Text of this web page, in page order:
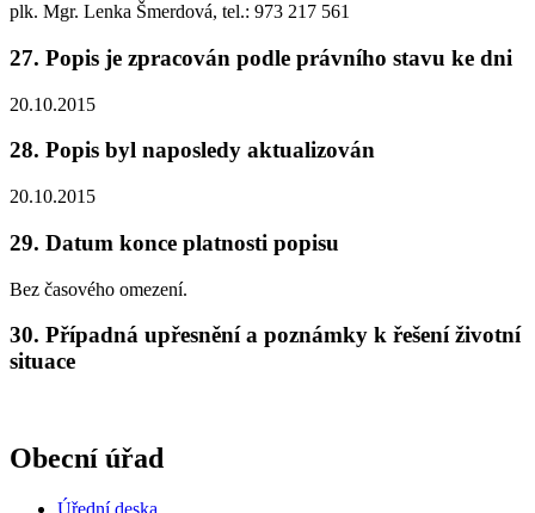
plk. Mgr. Lenka Šmerdová, tel.: 973 217 561
27. Popis je zpracován podle právního stavu ke dni
20.10.2015
28. Popis byl naposledy aktualizován
20.10.2015
29. Datum konce platnosti popisu
Bez časového omezení.
30. Případná upřesnění a poznámky k řešení životní
situace
Obecní úřad
Úřední deska